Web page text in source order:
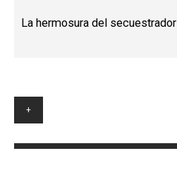
La hermosura del secuestrador
+